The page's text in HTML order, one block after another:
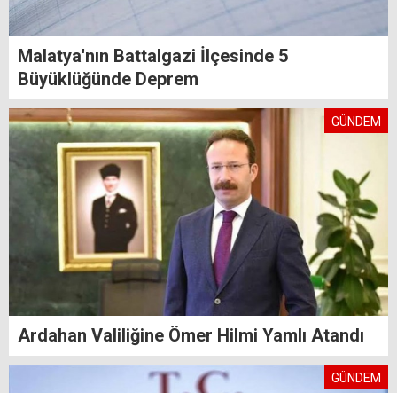
Malatya'nın Battalgazi İlçesinde 5
Büyüklüğünde Deprem
GÜNDEM
Ardahan Valiliğine Ömer Hilmi Yamlı Atandı
GÜNDEM